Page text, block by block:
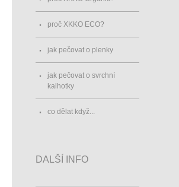
proč XKKO ECO?
jak pečovat o plenky
jak pečovat o svrchní
kalhotky
co dělat když...
DALŠÍ INFO